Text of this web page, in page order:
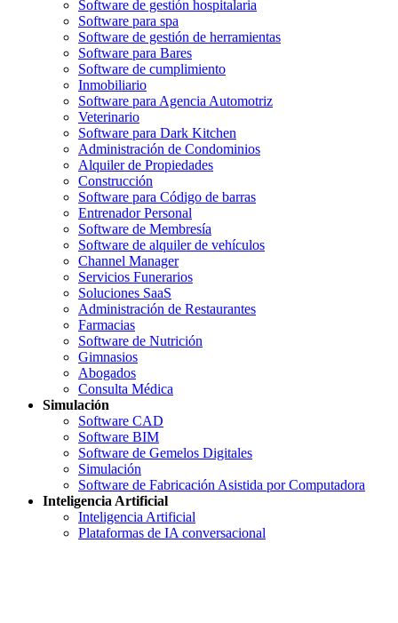
Software de gestión hospitalaria
Software para spa
Software de gestión de herramientas
Software para Bares
Software de cumplimiento
Inmobiliario
Software para Agencia Automotriz
Veterinario
Software para Dark Kitchen
Administración de Condominios
Alquiler de Propiedades
Construcción
Software para Código de barras
Entrenador Personal
Software de Membresía
Software de alquiler de vehículos
Channel Manager
Servicios Funerarios
Soluciones SaaS
Administración de Restaurantes
Farmacias
Software de Nutrición
Gimnasios
Abogados
Consulta Médica
Simulación
Software CAD
Software BIM
Software de Gemelos Digitales
Simulación
Software de Fabricación Asistida por Computadora
Inteligencia Artificial
Inteligencia Artificial
Plataformas de IA conversacional